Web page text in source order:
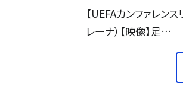
【UEFAカンファレン
レーナ）【映像】足…